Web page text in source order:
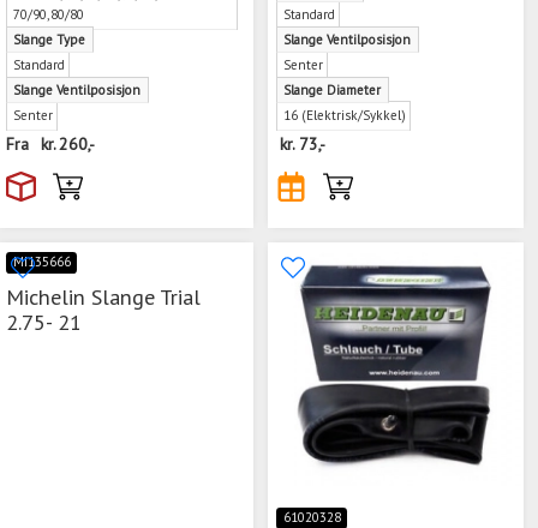
70/90,80/80
Slange Type
Standard
Slange Ventilposisjon
Senter
Fra kr.260,-
Standard
Slange Ventilposisjon
Senter
Slange Diameter
16 (Elektrisk/Sykkel)
kr. 73,-
MI135666
Michelin Slange Trial
2.75- 21
61020328